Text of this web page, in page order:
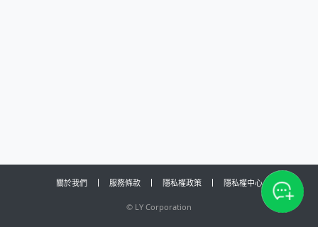
關於我們 服務條款 隱私權政策 隱私權中心
© LY Corporation